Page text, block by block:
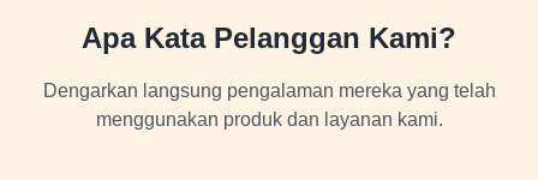
Apa Kata Pelanggan Kami?
Dengarkan langsung pengalaman mereka yang telah
menggunakan produk dan layanan kami.